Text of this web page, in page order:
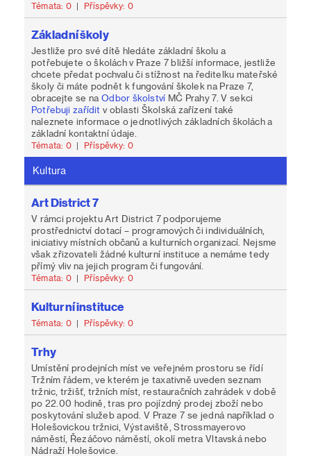
Témata: 0 | Příspěvky: 0
Základní školy
Jestliže pro své dítě hledáte základní školu a
potřebujete o školách v Praze 7 bližší informace, jestliže
chcete předat pochvalu či stížnost na ředitelku mateřské
školy či máte podnět k fungování školek na Praze 7,
obracejte se naOdbor školství MČ Prahy 7. V sekci
Potřebuji zařídit v oblasti Školská zařízení také
naleznete informace o jednotlivých základních školách a
základní kontaktní údaje.
Témata: 0 | Příspěvky: 0
Kultura
Art District 7
V rámci projektu Art District 7 podporujeme
prostřednictví dotací – programových či individuálních,
iniciativy místních občanů a kulturních organizací. Nejsme
však zřizovateli žádné kulturní instituce a nemáme tedy
přímý vliv na jejich program či fungování.
Témata: 0 | Příspěvky: 0
Kulturní instituce
Témata: 0 | Příspěvky: 0
Trhy
Umístění prodejních míst ve veřejném prostoru se řídí
Tržním řádem, ve kterém je taxativně uveden seznam
tržnic, tržišť, tržních míst, restauračních zahrádek v době
po 22.00 hodině, tras pro pojízdný prodej zboží nebo
poskytování služeb apod. V Praze 7 se jedná například o
Holešovickou tržnici, Výstaviště, Strossmayerovo
náměstí, Řezáčovo náměstí, okolí metra Vltavská nebo
Nádraží Holešovice.